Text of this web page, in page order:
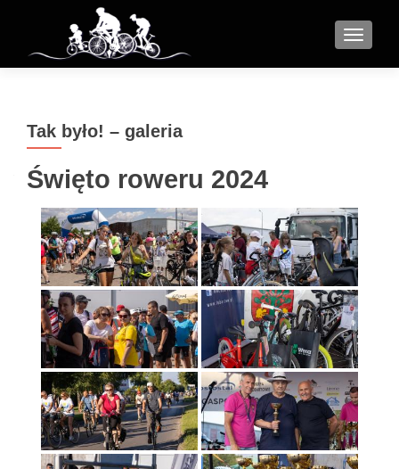
MENU
Tak było! – galeria
Święto roweru 2024